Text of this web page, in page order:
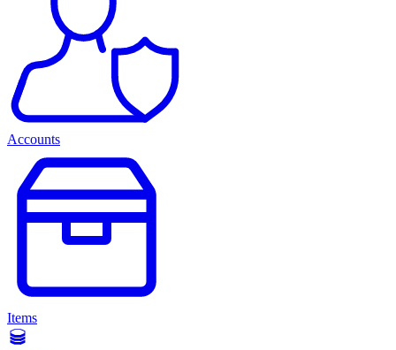
Accounts
Items